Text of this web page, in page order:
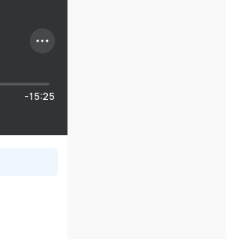
-15:25